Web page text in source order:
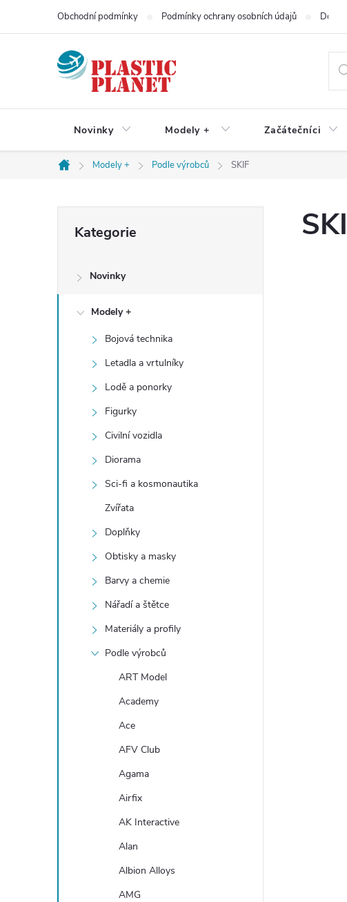
Obchodní podmínky Podmínky ochrany osobních údajů
Novinky Modely + Začátečníci
Domů
Modely + Podle výrobců SKIF
s
kategorie
Kategorie
Novinky
Modely +
Bojová technika
Letadla a vrtulníky
Lodě a ponorky
Figurky
Civilní vozidla
Diorama
Sci-fi a kosmonautika
Zvířata
Doplňky
Obtisky a masky
Barvy a chemie
Nářadí a štětce
Materiály a profily
Podle výrobců
ART Model
Academy
Ace
AFV Club
Agama
Airfix
AK Interactive
Alan
Albion Alloys
AMG